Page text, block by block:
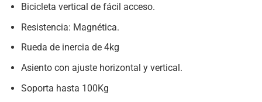
Bicicleta vertical de fácil acceso.
Resistencia: Magnética.
Rueda de inercia de 4kg
Asiento con ajuste horizontal y vertical.
Soporta hasta 100Kg